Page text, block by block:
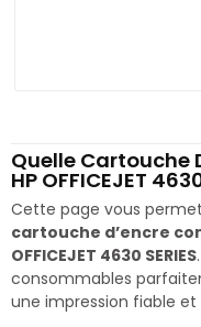
Quelle Cartouche
HP OFFICEJET
Cette page vous
cartouche d’encre
OFFICEJET 4630 SERIES
consommables
une impression fiable et